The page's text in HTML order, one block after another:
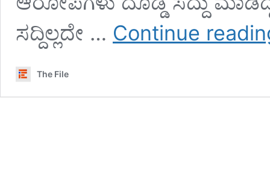
ಸದ್ದಿಲ್ಲದೇ … Continue
The File